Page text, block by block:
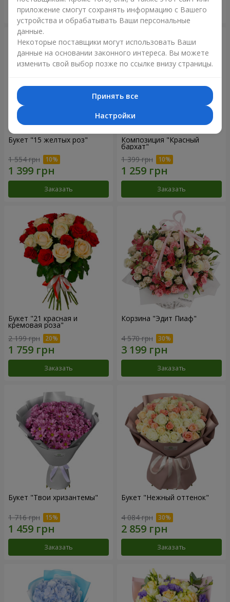
Заказать Заказать
Букет "15 желтых роз"
1 554 грн
Заказать
Композиция "Красный
бархат"
1 399 грн
Заказать
Букет "21 красная и
кремовая роза"
2 199 грн
Заказать
Корзина "Эдит Пиаф"
4 570 грн
Заказать
Букет "Твои хризантемы"
1 716 грн
Заказать
Букет "Нежный оттенок"
4 084 грн
Заказать
приложение смогут сохранять информацию с Вашего
устройства и обрабатывать Ваши персональные
данные.
Некоторые поставщики могут использовать Ваши
данные на основании законного интереса. Вы можете
изменить свой выбор позже по ссылке внизу страницы.
Принять все
Настройки